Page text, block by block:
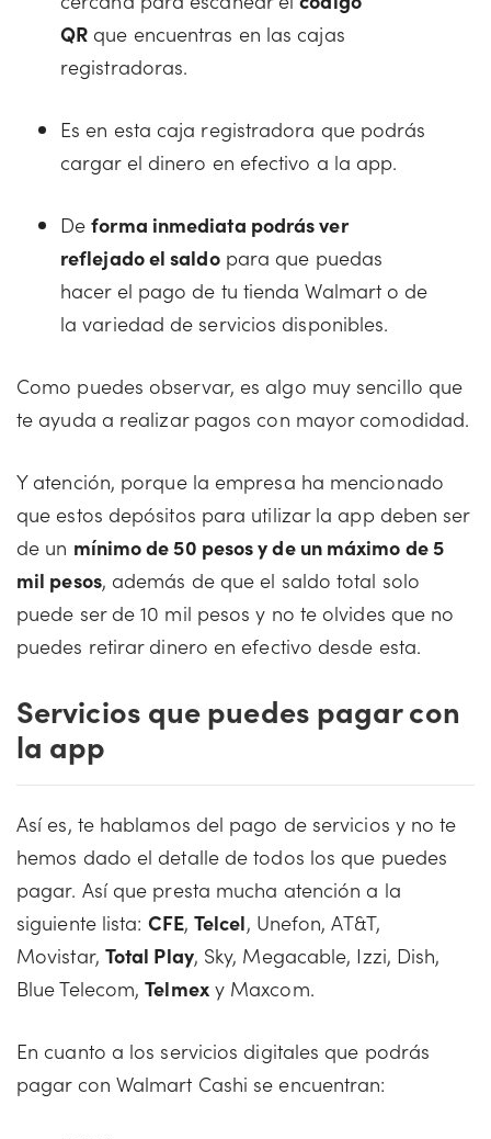
QR que encuentras en las cajas
registradoras.
Es en esta caja registradora que podrás
cargar el dinero en efectivo a la app.
Deforma inmediata podrás ver
reflejado el saldopara que puedas
hacer el pago de tu tienda Walmart o de
la variedad de servicios disponibles.
Como puedes observar, es algo muy sencillo que
te ayuda a realizar pagos con mayor comodidad.
Y atención, porque la empresa ha mencionado
que estos depósitos para utilizar la app deben ser
de un mínimo de 50 pesos y de un máximo de 5
mil pesos, además de que el saldo total solo
puede ser de 10 mil pesos y no te olvides que no
puedes retirar dinero en efectivo desde esta.
Servicios que puedes pagar con
la app
Así es, te hablamos del pago de servicios y no te
hemos dado el detalle de todos los que puedes
pagar. Así que presta mucha atención a la
siguiente lista: CFE, Telcel, Unefon, AT&T,
Movistar, Total Play, Sky, Megacable, Izzi, Dish,
Blue Telecom,Telmexy Maxcom.
En cuanto a los servicios digitales que podrás
pagar con Walmart Cashi se encuentran: